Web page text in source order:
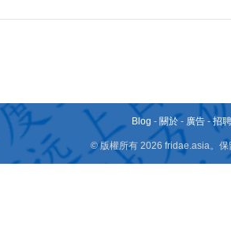
Blog - 關於 - 廣告 -招
© 版權所有 2026 fridae.asia。